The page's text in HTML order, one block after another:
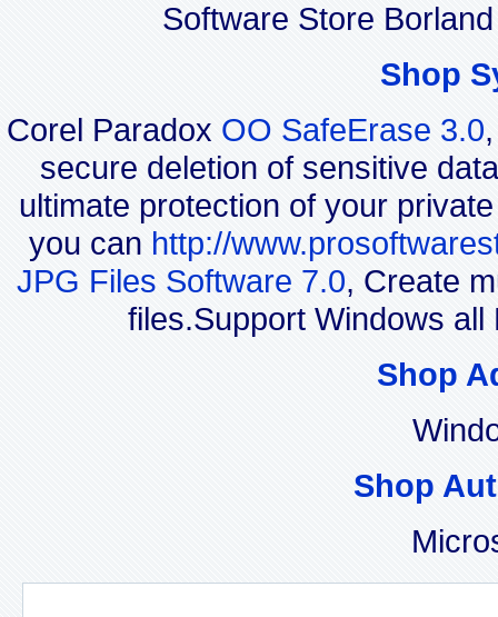
Software Store
Shop
Corel Paradox OO SafeErase 3.0
secure deletion of sensitive
ultimate protection of your
you can http://
JPG Files Software 7.0, Create
files.Support Windows
Shop
Shop